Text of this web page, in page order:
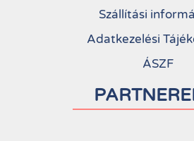
Szállítási
Adatkezelési
ÁSZF